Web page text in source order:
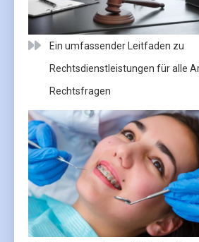
Ein umfassender Leitfaden zu
Rechtsdienstleistungen für alle
Rechtsfragen